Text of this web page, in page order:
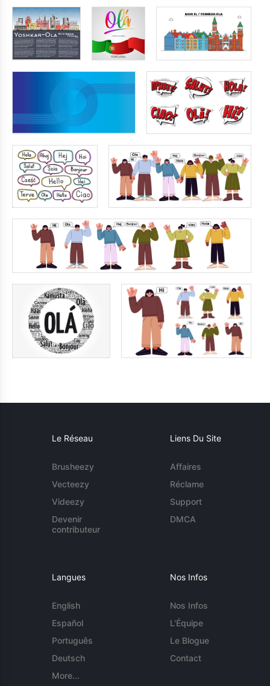
Le Réseau
Brusheezy
Vecteezy
Videezy
Devenir
contributeur
Liens Du Site
Affaires
Réclame
Support
DMCA
Langues
English
Español
Português
Deutsch
More...
Nos Infos
Nos Infos
L'Équipe
Le Blogue
Contact